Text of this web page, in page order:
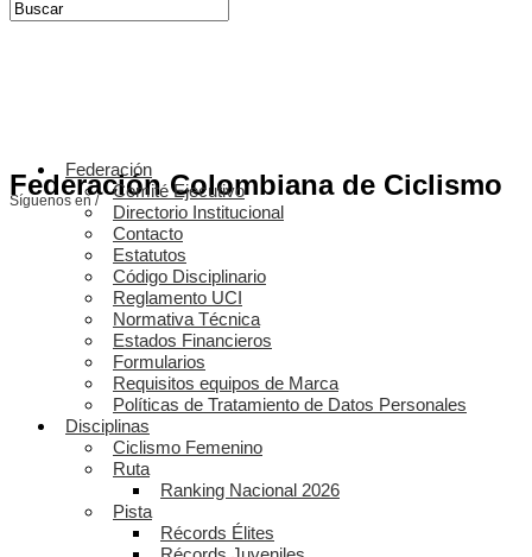
Federación Colombiana de Ciclismo
Síguenos en /
Federación
Comité Ejecutivo
Directorio Institucional
Contacto
Estatutos
Código Disciplinario
Reglamento UCI
Normativa Técnica
Estados Financieros
Formularios
Requisitos equipos de Marca
Políticas de Tratamiento de Datos Personales
Disciplinas
Ciclismo Femenino
Ruta
Ranking Nacional 2026
Pista
Récords Élites